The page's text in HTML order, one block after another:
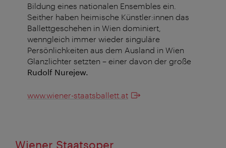
Bildung eines nationalen Ensembles ein.
Seither haben heimische Künstler:innen das
Ballettgeschehen in Wien dominiert,
wenngleich immer wieder singuläre
Persönlichkeiten aus dem Ausland in Wien
Glanzlichter setzten – einer davon der große
Rudolf Nurejew.
www.wiener-staatsballett.at
Wiener Staatsoper